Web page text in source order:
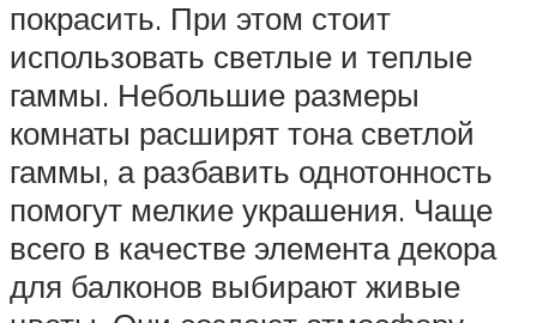
покрасить. При этом стоит
использовать светлые и теплые
гаммы. Небольшие размеры
комнаты расширят тона светлой
гаммы, а разбавить однотонность
помогут мелкие украшения. Чаще
всего в качестве элемента декора
для балконов выбирают живые